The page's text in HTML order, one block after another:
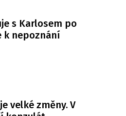
s Karlosem po
k nepoznání
velké změny. V